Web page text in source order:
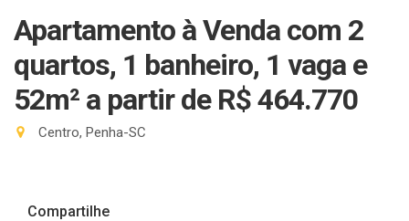
Apartamento à Venda com 2
quartos, 1 banheiro, 1 vaga e
52m² a partir de R$ 464.770
Centro, Penha-SC
Compartilhe